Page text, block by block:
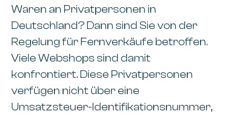
Waren an Privatpersonen in
Deutschland? Dann sind Sie von der
Regelung für Fernverkäufe betroffen.
Viele Webshops sind damit
konfrontiert. Diese Privatpersonen
verfügen nicht über eine
Umsatzsteuer-Identifikationsnummer,